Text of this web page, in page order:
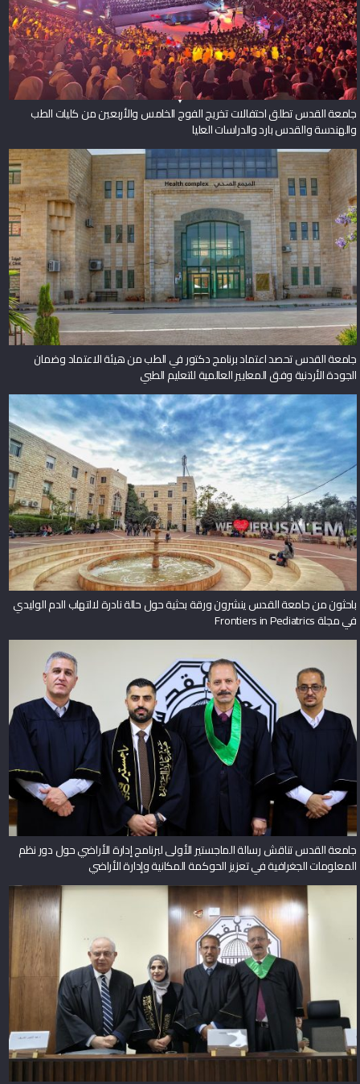
جامعة القدس تطلق احتفالات تخريج الفوج الخامس والأربعين من كليات الطب
والهندسة والقدس بارد والدراسات العليا
جامعة القدس تحصد اعتماد برنامج دكتور في الطب من هيئة الاعتماد وضمان
الجودة الأردنية وفق المعايير العالمية للتعليم الطبي
باحثون من جامعة القدس ينشرون ورقة بحثية حول حالة نادرة لالتهاب الدم الوليدي
في مجلة Frontiers in Pediatrics
جامعة القدس تناقش رسالة الماجستير الأولى لبرنامج إدارة الأراضي حول دور نظم
المعلومات الجغرافية في تعزيز الحوكمة المكانية وإدارة الأراضي